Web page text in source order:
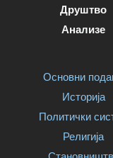
Друштво
Анализе
Основни
Историја
Политички
Религија